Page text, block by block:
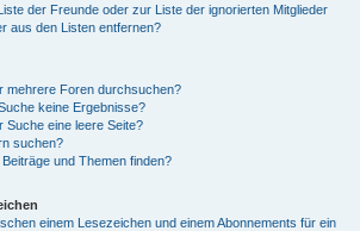
der Freunde oder zur Liste der ignorierten Mitglieder
aus den Listen entfernen?
mehrere Foren durchsuchen?
keine Ergebnisse?
Suche eine leere Seite?
suchen?
und Themen finden?
einem Lesezeichen und einem Abonnements für ein